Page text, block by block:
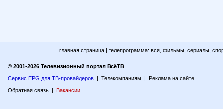
главная страница | телепрограмма: вся фильмы сериалы
© 2001-2026 Телевизионный портал ВсёТВ
Сервис EPG для ТВ-провайдеров | Телекомпаниям | Реклама на сайте
Обратная связь | Вакансии